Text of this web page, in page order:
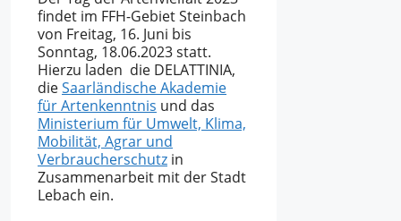
findet im FFH-Gebiet Steinbach
von Freitag, 16. Juni bis
Sonntag, 18.06.2023 statt.
Hierzu laden die DELATTINIA,
dieSaarländische Akademie
für Artenkenntnis und das
Ministerium für Umwelt, Klima,
Mobilität, Agrar und
Verbraucherschutz in
Zusammenarbeit mit der Stadt
Lebach ein.